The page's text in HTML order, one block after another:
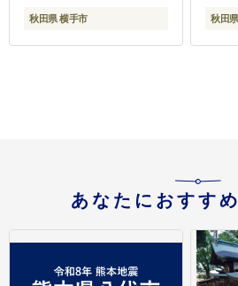
秋田県 横手市
い
秋田
あなたにおすす